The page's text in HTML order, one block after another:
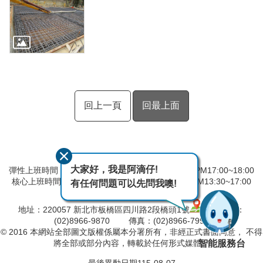
回上一頁 回最上面
彈性上班時間：AM8:00~09:00 彈性下班時間：PM17:00~18:00
核心上班時間：星期一 ~ 星期五 AM08:30~12:30 PM13:30~17:00
地址：220057 新北市板橋區四川路2段橋頭1號
電話：
(02)8966-9870 傳真：(02)8966-7996
© 2016 本網站全部圖文版權係屬本分署所有，非經正式書面同意， 不得
將全部或部分內容，轉載於任何形式媒體。
大家好，我是阿滴仔!
有任何問題可以先問我噢!
智能服務台